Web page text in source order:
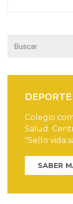
Colegio
Salud.
"Sello vida
SABER